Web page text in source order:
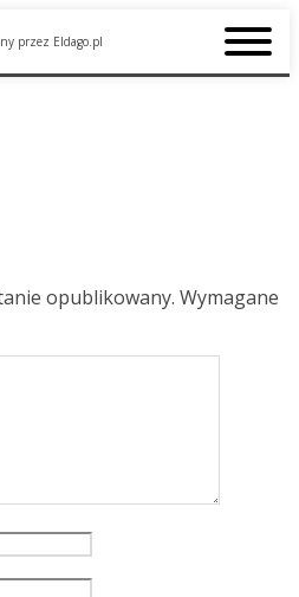
przez Eldago.pl
opublikowany. Wymagane